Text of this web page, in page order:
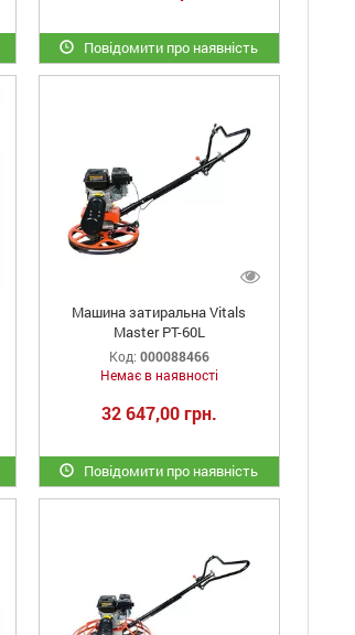
Повідомити про наявність
Машина затиральна Vitals
Master PT-60L
Код: 000088466
Немає в наявності
32 647,00 грн.
Повідомити про наявність